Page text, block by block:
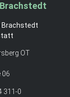
Brachstedt
OT
06
311-0